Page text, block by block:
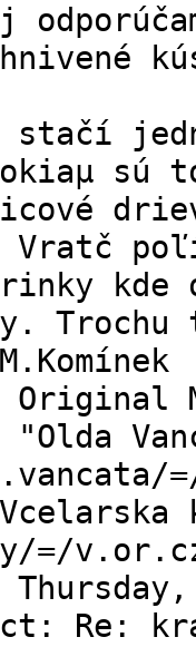
stačí
sú
kde
Trochu
"Olda
=/
Re: